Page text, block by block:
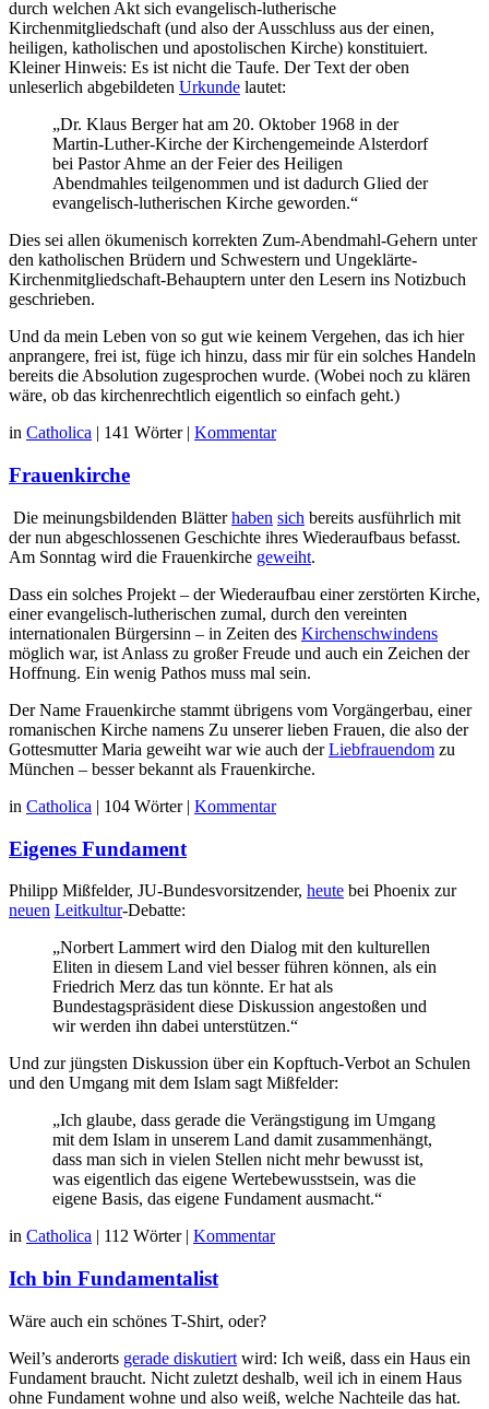
durch welchen Akt sich evangelisch-lutherische
Kirchenmitgliedschaft (und also der Ausschluss aus der einen,
heiligen, katholischen und apostolischen Kirche) konstituiert.
Kleiner Hinweis: Es ist nicht die Taufe. Der Text der oben
unleserlich abgebildeten Urkunde lautet:
„Dr. Klaus Berger hat am 20. Oktober 1968 in der
Martin-Luther-Kirche der Kirchengemeinde Alsterdorf
bei Pastor Ahme an der Feier des Heiligen
Abendmahles teilgenommen und ist dadurch Glied der
evangelisch-lutherischen Kirche geworden.“
Dies sei allen ökumenisch korrekten Zum-Abendmahl-Gehern unter
den katholischen Brüdern und Schwestern und Ungeklärte-
Kirchenmitgliedschaft-Behauptern unter den Lesern ins Notizbuch
geschrieben.
Und da mein Leben von so gut wie keinem Vergehen, das ich hier
anprangere, frei ist, füge ich hinzu, dass mir für ein solches Handeln
bereits die Absolution zugesprochen wurde. (Wobei noch zu klären
wäre, ob das kirchenrechtlich eigentlich so einfach geht.)
in Catholica | 141 Wörter | Kommentar
Frauenkirche
Die meinungsbildenden Blätterhaben sich bereits ausführlich mit
der nun abgeschlossenen Geschichte ihres Wiederaufbaus befasst.
Am Sonntag wird die Frauenkirche geweiht.
Dass ein solches Projekt – der Wiederaufbau einer zerstörten Kirche,
einer evangelisch-lutherischen zumal, durch den vereinten
internationalen Bürgersinn – in Zeiten des Kirchenschwindens
möglich war, ist Anlass zu großer Freude und auch ein Zeichen der
Hoffnung. Ein wenig Pathos muss mal sein.
Der Name Frauenkirche stammt übrigens vom Vorgängerbau, einer
romanischen Kirche namens Zu unserer lieben Frauen, die also der
Gottesmutter Maria geweiht war wie auch derLiebfrauendom zu
München – besser bekannt als Frauenkirche.
in Catholica | 104 Wörter | Kommentar
Eigenes Fundament
Philipp Mißfelder, JU-Bundesvorsitzender, heute bei Phoenix zur
neuen Leitkultur-Debatte:
„Norbert Lammert wird den Dialog mit den kulturellen
Eliten in diesem Land viel besser führen können, als ein
Friedrich Merz das tun könnte. Er hat als
Bundestagspräsident diese Diskussion angestoßen und
wir werden ihn dabei unterstützen.“
Und zur jüngsten Diskussion über ein Kopftuch-Verbot an Schulen
und den Umgang mit dem Islam sagt Mißfelder:
„Ich glaube, dass gerade die Verängstigung im Umgang
mit dem Islam in unserem Land damit zusammenhängt,
dass man sich in vielen Stellen nicht mehr bewusst ist,
was eigentlich das eigene Wertebewusstsein, was die
eigene Basis, das eigene Fundament ausmacht.“
in Catholica | 112 Wörter | Kommentar
Ich bin Fundamentalist
Wäre auch ein schönes T-Shirt, oder?
Weil’s anderorts gerade diskutiert wird: Ich weiß, dass ein Haus ein
Fundament braucht. Nicht zuletzt deshalb, weil ich in einem Haus
ohne Fundament wohne und also weiß, welche Nachteile das hat.